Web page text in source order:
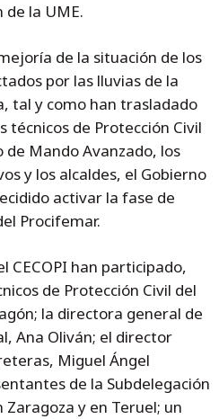
de la UME.
de la situación de los
por las lluvias de la
tal y como han trasladado
técnicos de Protección Civil
de Mando Avanzado, los
y los alcaldes, el Gobierno
activar la fase de
Procifemar.
CECOPI han participado,
de Protección Civil del
la directora general de
Ana Oliván; el director
Miguel Ángel
de la Subdelegación
Zaragoza y en Teruel; un